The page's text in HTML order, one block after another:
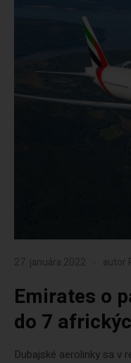
27. januára 2022 autor
Emirates o
do 7
Dubajské aerolinky sa v